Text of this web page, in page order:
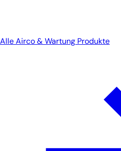
Alle Airco & Wartung Produkte